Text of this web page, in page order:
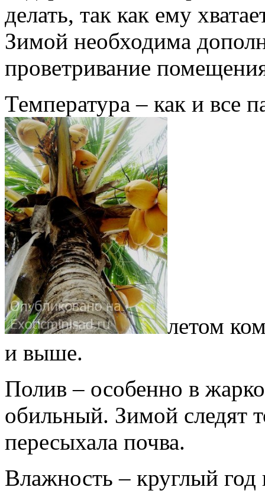
делать, так как ему
Зимой необходима
проветривание
Температура – как и все
летом
и выше.
Полив – особенно в
обильный. Зимой следят
пересыхала почва.
Влажность – круглый